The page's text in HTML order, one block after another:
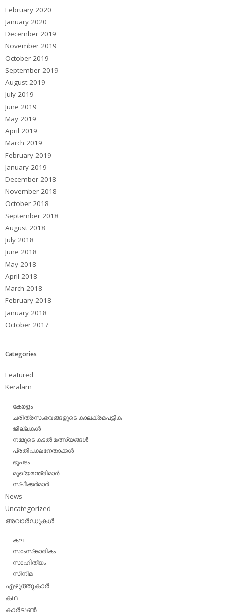
February 2020
January 2020
December 2019
November 2019
October 2019
September 2019
August 2019
July 2019
June 2019
May 2019
April 2019
March 2019
February 2019
January 2019
December 2018
November 2018
October 2018
September 2018
August 2018
July 2018
June 2018
May 2018
April 2018
March 2018
February 2018
January 2018
October 2017
Categories
Featured
Keralam
കേരളം
ചരിത്രസംഭവങ്ങളുടെ കാലക്രമപട്ടിക
ജില്ലകള്‍
നമ്മുടെ കടല്‍ മത്സ്യങ്ങള്‍
പ്രതിപക്ഷനേതാക്കള്‍
ഭൂപടം
മുഖ്യമന്ത്രിമാര്‍
സ്പീക്കര്‍മാര്‍
News
Uncategorized
അവാര്‍ഡുകള്‍
കല
സാംസ്‌കാരികം
സാഹിത്യം
സിനിമ
എഴുത്തുകാര്‍
കഥ